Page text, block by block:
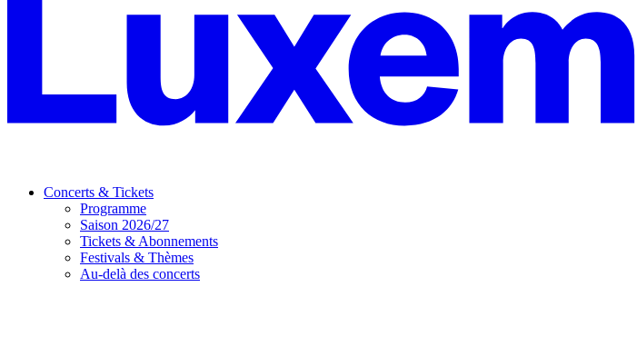
Concerts & Tickets
Programme
Saison 2026/27
Tickets & Abonnements
Festivals & Thèmes
Au-delà des concerts